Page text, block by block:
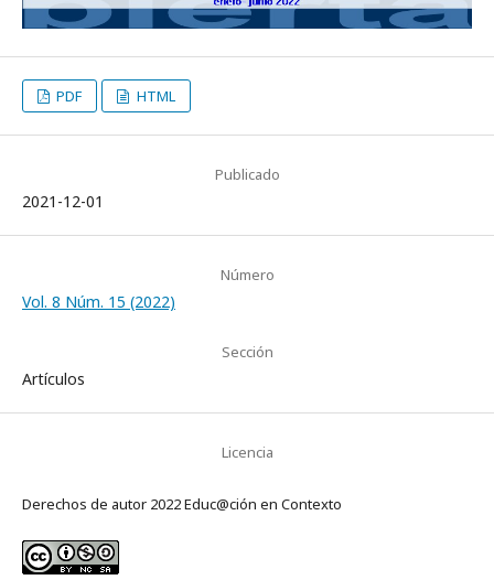
PDF HTML
Publicado
2021-12-01
Número
Vol. 8 Núm. 15 (2022)
Sección
Artículos
Licencia
Derechos de autor 2022 Educ@ción en Contexto